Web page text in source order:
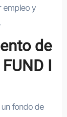
empleo y
de
I
un fondo de